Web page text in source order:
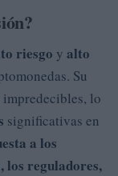
riesgo y alto
Su
impredecibles, lo
significativas en
alos
,los reguladores,